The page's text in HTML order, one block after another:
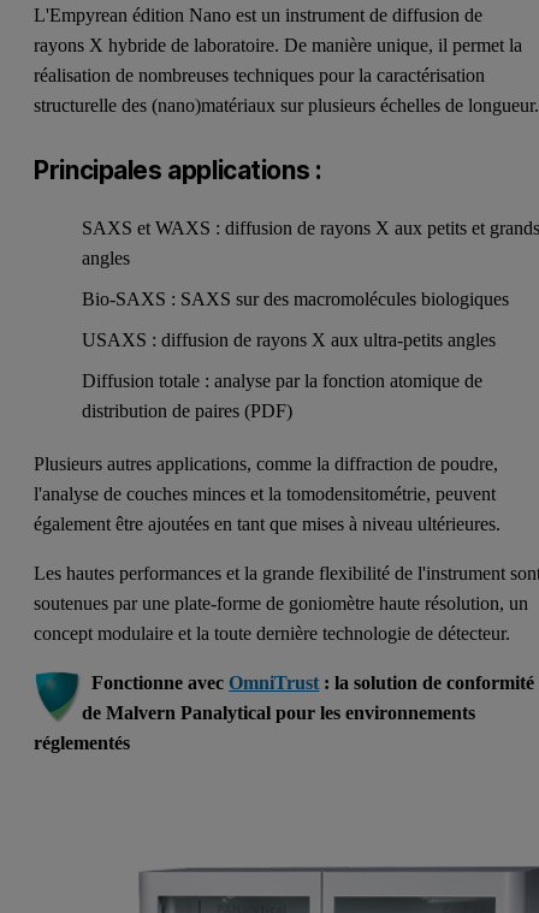
L'Empyrean édition Nano est un instrument de diffusion de
rayons X hybride de laboratoire. De manière unique, il permet la
réalisation de nombreuses techniques pour la caractérisation
structurelle des (nano)matériaux sur plusieurs échelles de longueur.
Principales applications :
SAXS et WAXS : diffusion de rayons X aux petits et
angles
Bio-SAXS : SAXS sur des macromolécules biologiques
USAXS : diffusion de rayons X aux ultra-petits angles
Diffusion totale : analyse par la fonction atomique de
distribution de paires (PDF)
Plusieurs autres applications, comme la diffraction de poudre,
l'analyse de couches minces et la tomodensitométrie, peuvent
également être ajoutées en tant que mises à niveau ultérieures.
Les hautes performances et la grande flexibilité de l'instrument
soutenues par une plate-forme de goniomètre haute résolution, un
concept modulaire et la toute dernière technologie de détecteur.
Fonctionne avecOmniTrust : la solution de conformité
de Malvern Panalytical pour les environnements
réglementés